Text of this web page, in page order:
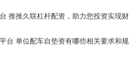
推推久联杠杆配资，助力您投资实现财
台 单位配车自垫资有哪些相关要求和规